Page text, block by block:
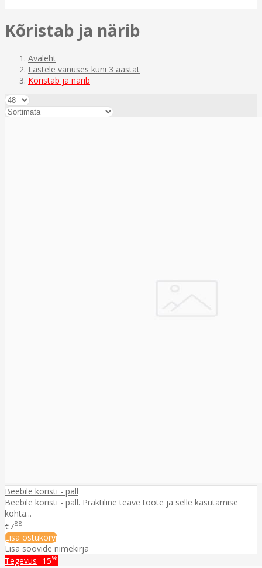
Kõristab ja närib
Avaleht
Lastele vanuses kuni 3 aastat
Kõristab ja närib
Beebile kõristi - pall
Beebile kõristi - pall. Praktiline teave toote ja selle kasutamise
kohta...
€788
Lisa ostukorvi
Lisa soovide nimekirja
Tegevus -15%